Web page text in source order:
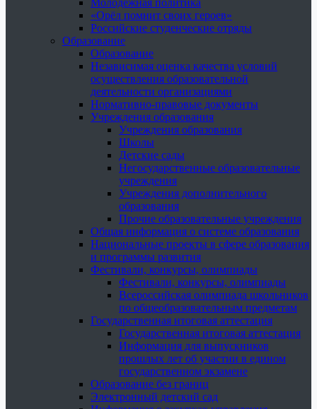
Молодёжная политика
«Орёл помнит своих героев»
Российские студенческие отряды
Образование
Образование
Независимая оценка качества условий
осуществления образовательной
деятельности организациями
Нормативно-правовые документы
Учреждения образования
Учреждения образования
Школы
Детские сады
Негосударственные образовательные
учреждения
Учреждения дополнительного
образования
Прочие образовательные учреждения
Общая информация о системе образования
Национальные проекты в сфере образования
и программы развития
Фестивали, конкурсы, олимпиады
Фестивали, конкурсы, олимпиады
Всероссийская олимпиада школьников
по общеобразовательным предметам
Государственная итоговая аттестация
Государственная итоговая аттестация
Информация для выпускников
прошлых лет об участии в едином
государственном экзамене
Образование без границ
Электронный детский сад